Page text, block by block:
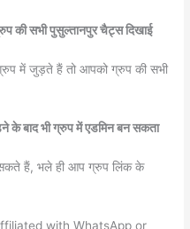
की सभी पुसुल्तानपुर चैट्स दिखाई
में जुड़ते हैं तो आपको ग्रुप की सभी
के बाद भी ग्रुप में एडमिन बन सकता
सकते हैं, भले ही आप ग्रुप लिंक के
with WhatsApp or